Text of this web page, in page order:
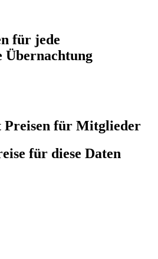
für jede
Übernachtung
Preisen für Mitglieder
für diese Daten